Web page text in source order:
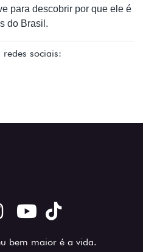
para descobrir por que ele é
do Brasil.
sociais:
bem maior é a vida.